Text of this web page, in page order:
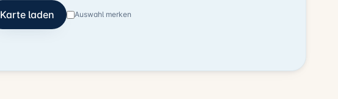
Karte laden Auswahl merken